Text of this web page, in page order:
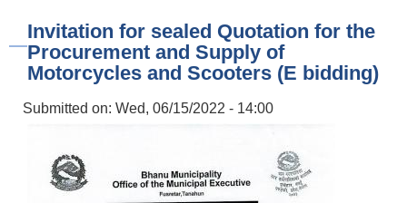
Invitation for sealed Quotation for the
Procurement and Supply of
Motorcycles and Scooters (E bidding)
Submitted on: Wed, 06/15/2022 - 14:00